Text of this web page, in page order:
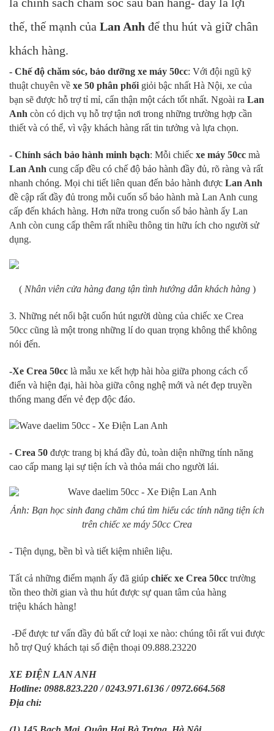
thế, thế mạnh của Lan Anh để thu hút và giữ chân
khách hàng.
- Chế độ chăm sóc, bảo dưỡng xe máy 50cc: Với đội ngũ kỹ
thuật chuyên về xe 50 phân phối giỏi bậc nhất Hà Nội, xe của
bạn sẽ được hỗ trợ tỉ mỉ, cẩn thận một cách tốt nhất. Ngoài ra Lan
Anh còn có dịch vụ hỗ trợ tận nơi trong những trường hợp cần
thiết và có thể, vì vậy khách hàng rất tin tưởng và lựa chọn.
- Chính sách bảo hành minh bạch: Mỗi chiếc xe máy 50cc mà
Lan Anh cung cấp đều có chế độ bảo hành đầy đủ, rõ ràng và rất
nhanh chóng. Mọi chi tiết liên quan đến bảo hành được Lan Anh
đề cập rất đầy đủ trong mỗi cuốn sổ bảo hành mà Lan Anh cung
cấp đến khách hàng. Hơn nữa trong cuốn sổ bảo hành ấy Lan
Anh còn cung cấp thêm rất nhiều thông tin hữu ích cho người sử
dụng.
( Nhân viên cửa hàng đang tận tình hướng dẫn khách hàng)
3. Những nét nổi bật cuốn hút người dùng của chiếc xe Crea
50cc cũng là một trong những lí do quan trọng không thể không
nói đến.
-Xe Crea 50cc là mẫu xe kết hợp hài hòa giữa phong cách cổ
điển và hiện đại, hài hòa giữa công nghệ mới và nét đẹp truyền
thống mang đến vẻ đẹp độc đáo.
- Crea 50 được trang bị khá đầy đủ, toàn diện những tính năng
cao cấp mang lại sự tiện ích và thỏa mái cho người lái.
Ảnh: Bạn học sinh đang chăm chú tìm hiểu các tính năng tiện ích
trên chiếc xe máy 50cc Crea
- Tiện dụng, bền bì và tiết kiệm nhiên liệu.
Tất cả những điểm mạnh ấy đã giúp chiếc xe Crea 50cc trường
tồn theo thời gian và thu hút được sự quan tâm của hàng
triệu khách hàng!
-Để được tư vấn đầy đủ bất cứ loại xe nào: chúng tôi rất vui được
hỗ trợ Quý khách tại số điện thoại 09.888.23220
XE ĐIỆN LAN ANH
Hotline: 0988.823.220 / 0243.971.6136 / 0972.664.568
Địa chỉ: